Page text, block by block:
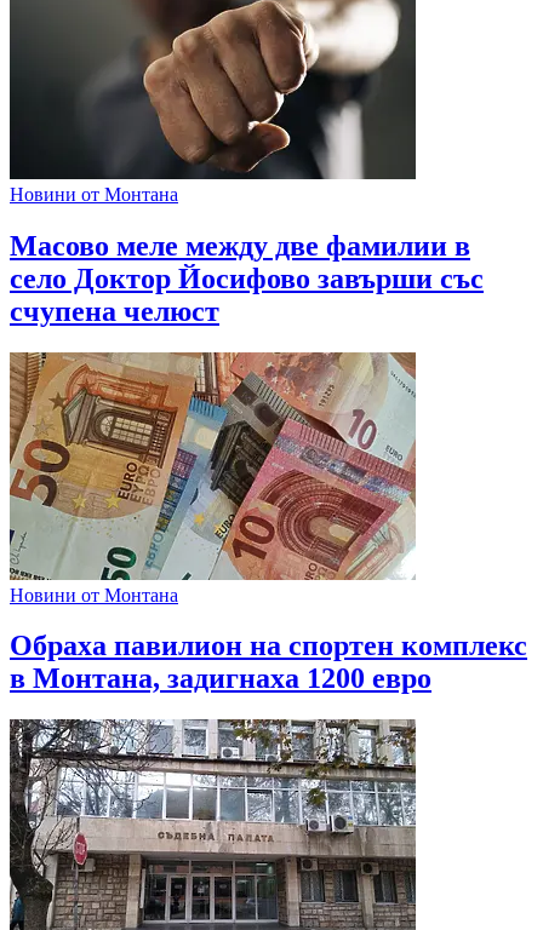
Новини от Монтана
Масово меле между две фамилии в
село Доктор Йосифово завърши със
счупена челюст
Новини от Монтана
Обраха павилион на спортен комплекс
в Монтана, задигнаха 1200 евро